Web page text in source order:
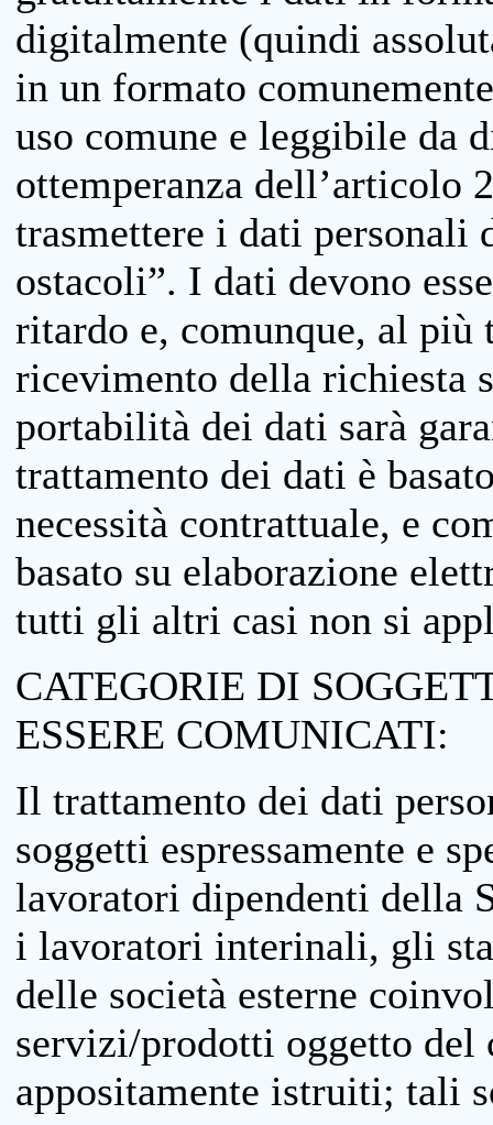
digitalmente (quindi
in un formato
uso comune e leggibile da
ottemperanza dell’articolo
trasmettere i dati personali
ostacoli”. I dati devono
ritardo e, comunque, al più
ricevimento della richiesta
portabilità dei dati sarà
trattamento dei dati è
necessità contrattuale, e
basato su elaborazione
tutti gli altri casi non si
CATEGORIE DI
ESSERE COMUNICATI:
Il trattamento dei dati
soggetti espressamente e
lavoratori dipendenti della
i lavoratori interinali, gli
delle società esterne
servizi/prodotti oggetto
appositamente istruiti; tali